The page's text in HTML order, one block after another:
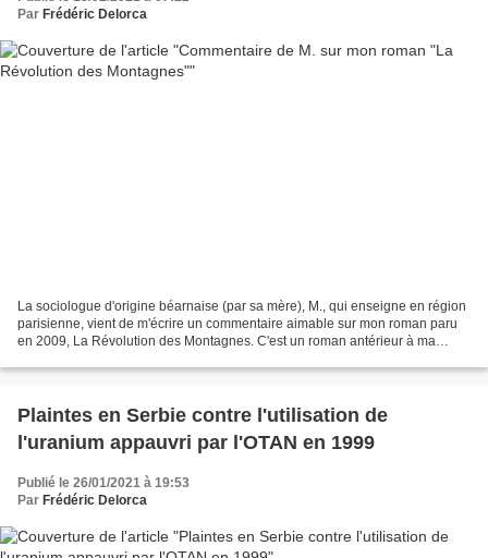
Par Frédéric Delorca
La sociologue d'origine béarnaise (par sa mère), M., qui enseigne en région
parisienne, vient de m'écrire un commentaire aimable sur mon roman paru
en 2009, La Révolution des Montagnes. C'est un roman antérieur à ma
Plaintes en Serbie contre l'utilisation de
l'uranium appauvri par l'OTAN en 1999
Publié le 26/01/2021 à 19:53
Par Frédéric Delorca